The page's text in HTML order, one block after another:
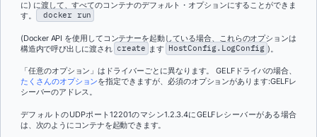
に) に渡して、すべてのコンテナのデフォルト・オプションにすることができま
す。
docker run
(Docker API を使用してコンテナーを起動している場合、これらのオプションは
構造内で呼び出しに渡され create ます HostConfig.LogConfig )。
「任意のオプション」はドライバーごとに異なります。 GELFドライバの場合、
たくさんのオプションを指定できますが、必須のオプションがあります:GELFレ
シーバーのアドレス。
デフォルトのUDPポート12201のマシン1.2.3.4にGELFレシーバーがある場合
は、次のようにコンテナを起動できます。